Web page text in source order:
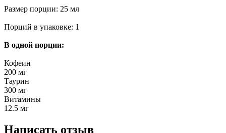
Размер порции: 25 мл
Порций в упаковке: 1
В одной порции:
Кофеин
200 мг
Таурин
300 мг
Витамины
12.5 мг
Написать отзыв